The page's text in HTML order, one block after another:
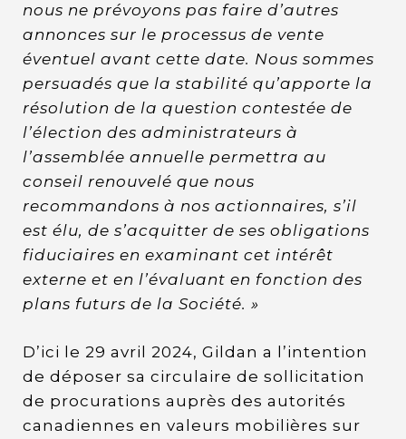
nous ne prévoyons pas faire d’autres
annonces sur le processus de vente
éventuel avant cette date. Nous sommes
persuadés que la stabilité qu’apporte la
résolution de la question contestée de
l’élection des administrateurs à
l’assemblée annuelle permettra au
conseil renouvelé que nous
recommandons à nos actionnaires, s’il
est élu, de s’acquitter de ses obligations
fiduciaires en examinant cet intérêt
externe et en l’évaluant en fonction des
plans futurs de la Société. »
D’ici le 29 avril 2024, Gildan a l’intention
de déposer sa circulaire de sollicitation
de procurations auprès des autorités
canadiennes en valeurs mobilières sur